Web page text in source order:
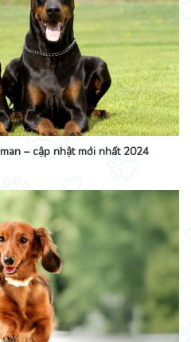
– cập nhật mới nhất 2024